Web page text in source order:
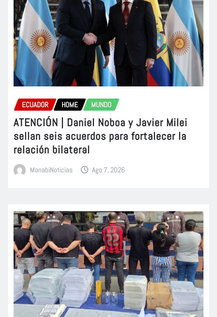
ECUADOR HOME MUNDO
ATENCIÓN | Daniel Noboa y Javier Milei
sellan seis acuerdos para fortalecer la
relación bilateral
ManabiNoticias Ago 7, 2026